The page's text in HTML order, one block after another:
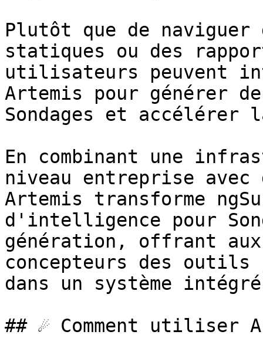
Plutôt que de naviguer
statiques ou des
utilisateurs peuvent
Artemis pour générer
Sondages et
En combinant une
niveau entreprise
Artemis transforme
d'intelligence pour
génération, offrant
concepteurs des outils
dans un système
## ☄️️️ Comment utiliser